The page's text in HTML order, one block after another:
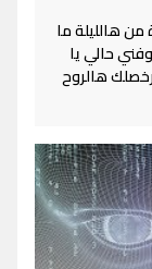
هالليلة ما
حالي يا
هالروح